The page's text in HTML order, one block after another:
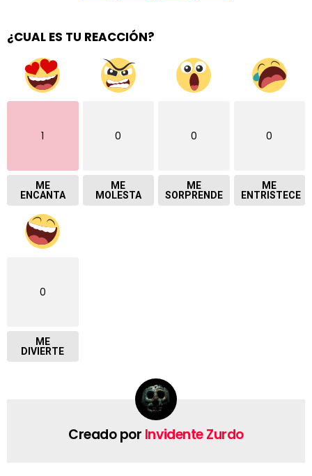
¿CUAL ES TU REACCIÓN?
1
ME
ENCANTA
0
ME
MOLESTA
0
ME
SORPRENDE
0
ME
ENTRISTECE
0
ME
DIVIERTE
Creado por Invidente Zurdo